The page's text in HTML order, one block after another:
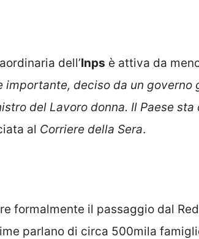
dell’Inps è attiva da
importante, deciso da un
del Lavoro donna. Il Paese
al Corriere della Sera.
formalmente il passaggio dal
parlano di circa 500mila